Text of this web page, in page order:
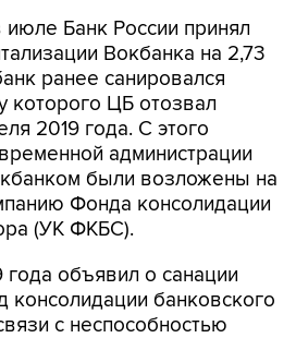
Банк России принял
Вокбанка на 2,73
ранее санировался
которого ЦБ отозвал
2019 года. С этого
администрации
были возложены на
Фонда консолидации
(УК ФКБС).
объявил о санации
банковского
с неспособностью